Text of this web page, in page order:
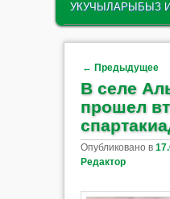
УКУЧЫЛАРЫБЫЗ
Навигация по
← Предыдущее
В селе
прошел
Опубликовано в
Редактор